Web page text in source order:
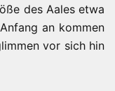
des Aales etwa
an kommen
vor sich hin